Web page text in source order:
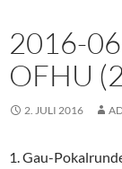
2016-
OFHU
2. JULI 2016
1. Gau-